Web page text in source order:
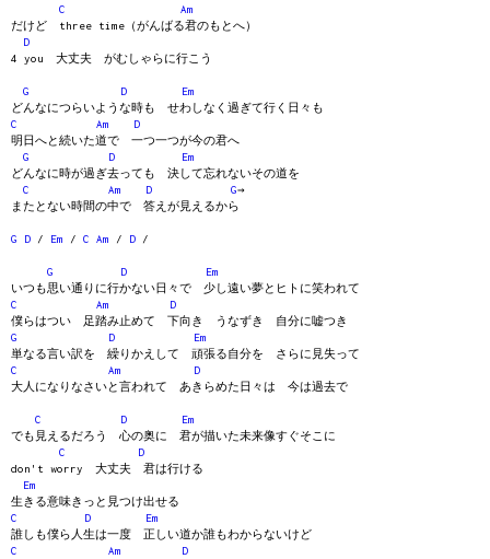
C
Am
だけど three time（がんばる君のもとへ）
D
4 you 大丈夫 がむしゃらに行こう
G D
Em
どんなにつらいような時も せわしなく過ぎて行く日々も
C
Am
D
明日へと続いた道で 一つ一つが今の君へ
G
D
Em
どんなに時が過ぎ去っても 決して忘れないその道を
C
Am D G→
またとない時間の中で 答えが見えるから
G D / Em / C Am / D /
G D
Em
いつも思い通りに行かない日々で 少し遠い夢とヒトに笑われて
C
Am
D
僕らはつい 足踏み止めて 下向き うなずき 自分に嘘つき
G
D
Em
単なる言い訳を 繰りかえして 頑張る自分を さらに見失って
C
Am
D
大人になりなさいと言われて あきらめた日々は 今は過去で
C D
Em
でも見えるだろう 心の奥に 君が描いた未来像すぐそこに
C
D
don't worry 大丈夫 君は行ける
Em
生きる意味きっと見つけ出せる
C
D
Em
誰しも僕ら人生は一度 正しい道か誰もわからないけど
C
Am
D